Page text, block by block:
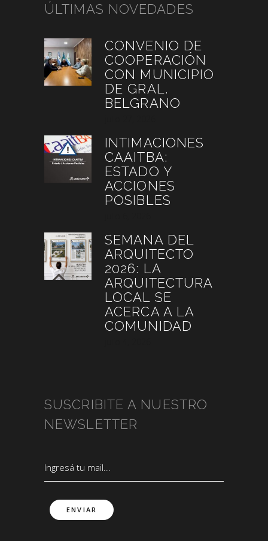
ÚLTIMAS NOVEDADES
CONVENIO DE
COOPERACIÓN
CON MUNICIPIO
DE GRAL.
BELGRANO
INTIMACIONES
CAAITBA:
ESTADO Y
ACCIONES
POSIBLES
SEMANA DEL
ARQUITECTO
2026: LA
ARQUITECTURA
LOCAL SE
ACERCA A LA
COMUNIDAD
SUSCRIBITE A NUESTRO
NEWSLETTER